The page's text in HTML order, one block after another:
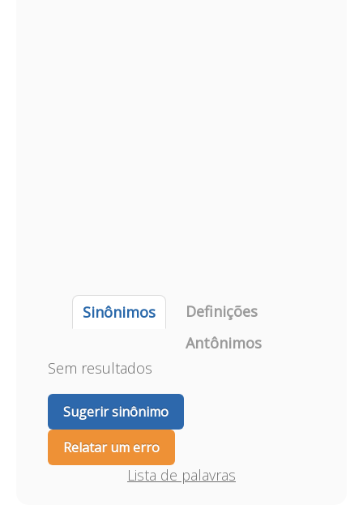
Sinônimos
Definições
Antônimos
Sem resultados
Sugerir sinônimo
Relatar um erro
Lista de palavras